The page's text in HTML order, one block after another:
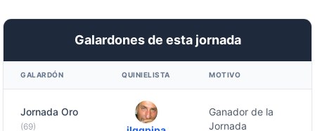
Galardones de esta jornada
GALARDÓN QUINIELISTA MOTIVO
Jornada Oro
(69)
Ganador de la
Jornada